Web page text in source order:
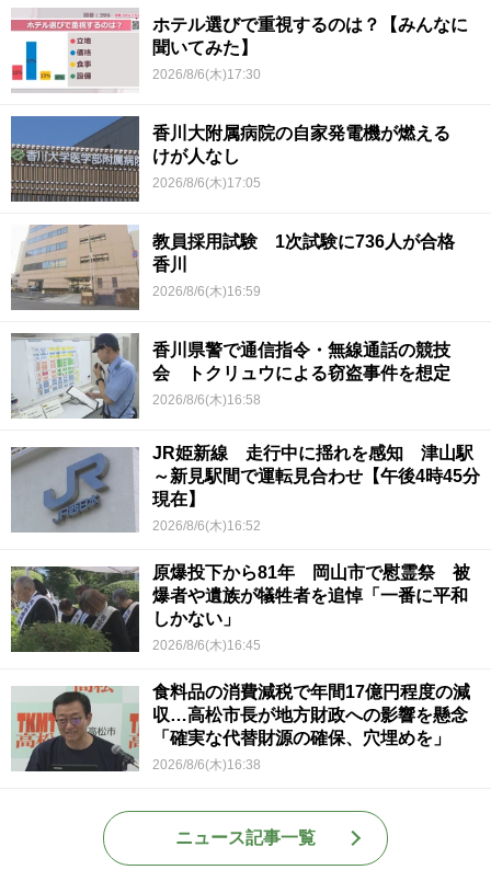
ホテル選びで重視するのは？【みんなに
聞いてみた】
2026/8/6(木)17:30
香川大附属病院の自家発電機が燃える
けが人なし
2026/8/6(木)17:05
教員採用試験 1次試験に736人が合格
香川
2026/8/6(木)16:59
香川県警で通信指令・無線通話の競技
会 トクリュウによる窃盗事件を想定
2026/8/6(木)16:58
JR姫新線 走行中に揺れを感知 津山駅
～新見駅間で運転見合わせ【午後4時45分
現在】
2026/8/6(木)16:52
原爆投下から81年 岡山市で慰霊祭 被
爆者や遺族が犠牲者を追悼「一番に平和
しかない」
2026/8/6(木)16:45
食料品の消費減税で年間17億円程度の減
収…高松市長が地方財政への影響を懸念
「確実な代替財源の確保、穴埋めを」
2026/8/6(木)16:38
ニュース記事一覧